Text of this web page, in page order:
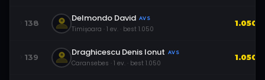
138 Delmondo David AVS
Timișoara · 1 ev. · best 1.050
1.050
139 Draghicescu Denis Ionut AVS
Caransebes · 1 ev. · best 1.050
1.050